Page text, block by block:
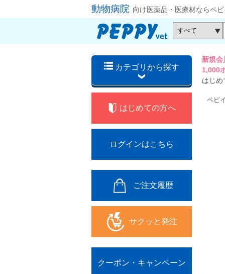
動物病院 向け医薬品・医療材ならペ
カテゴリから探す
新規
1,000
はじめ
はじめての方へ
ログインはこちら
ご注文履歴
サクッと発注
クーポン・キャンペーン
ペピ